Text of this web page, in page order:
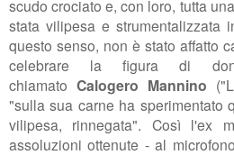
scudo crociato e, con loro, tutta
stata vilipesa e strumentalizzata
questo senso, non è stato affatto
celebrare la figura di
chiamatoCalogero Mannino
"sulla sua carne ha sperimentato
vilipesa, rinnegata". Così l'ex
assoluzioni ottenute - al